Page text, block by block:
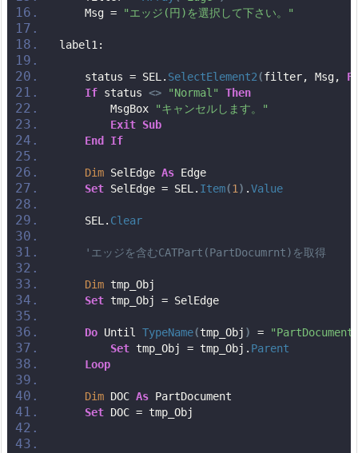
    Msg =
"エッジ(円)を選択して下さい。"
label1:
    status = SEL.
SelectElement2(filter, Msg,
If status <> "Normal"
Then
        MsgBox
"キャンセルします。"
Exit Sub
End
If
Dim SelEdge As Edge
Set SelEdge = SEL. Item(1 ) .Value
    SEL.
Clear
'エッジを含むCATPart(PartDocumrnt)を取得
Dim tmp_Obj
Set tmp_Obj = SelEdge
Do Until TypeName(tmp_Obj ) =
Set tmp_Obj = tmp_Obj. Parent
Loop
Dim DOC As PartDocument
Set DOC = tmp_Obj